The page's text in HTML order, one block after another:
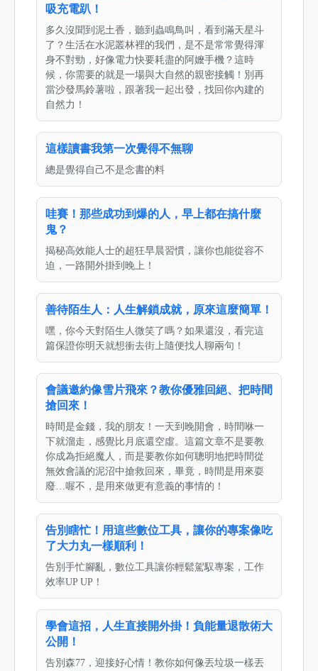
吸充電趴！
多久沒聞到泥土香，聽到蟲鳴鳥叫，看到滿天星斗
了？生活在水泥叢林裡的我們，是不是常常覺得渾
身不對勁，好像電力快要耗盡的阿嬤手機？這時
候，你需要的就是一場與大自然的親密接觸！別再
當沙發馬鈴薯啦，跟著我一起出發，找回你內建的
自然力！
這樣讀書我第一次覺得不無聊
總是覺得自己不是念書的料
哇賽！那些成功到爆的人，早上都在搞什麼
鬼？
揭秘高效能人士的超狂早晨習慣，讓你也能從容不
迫，一路開外掛到晚上！
善待陌生人：人生解鎖成就，原來這麼簡單！
嘿，你今天對陌生人微笑了嗎？如果還沒，看完這
篇保證你明天就想衝去街上隨便找人聊兩句！
會議邀約像雪片飛來？教你優雅回絕、把時間
搶回來！
時間是金錢，我的朋友！一天到晚開會，時間咻一
下就溜走，感覺比月底還空虛。這篇文章不是要教
你成為拒絕魔人，而是要教你如何聰明地把時間從
無效會議的泥沼中搶救回來，畢竟，時間是用來耍
廢…喔不，是用來做更有意義的事情的！
告別瞎忙！用這些數位工具，讓你的專案像吃
了大力丸一樣順利！
告別手忙腳亂，數位工具讓你輕鬆駕馭專案，工作
效率UP UP！
學會這招，人生直接開外掛！負能量退散術大
公開！
告別森77，迎接好心情！教你如何像丟垃圾一樣丟